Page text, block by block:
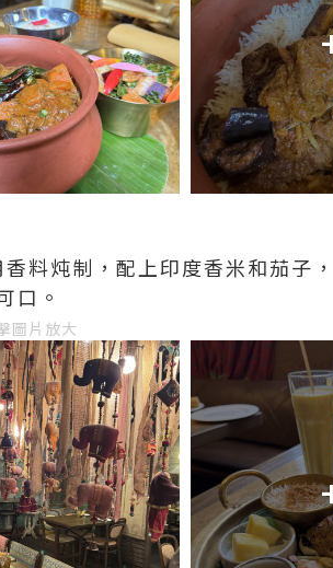
料炖制，配上印度香米和茄子
口。
圖片放大